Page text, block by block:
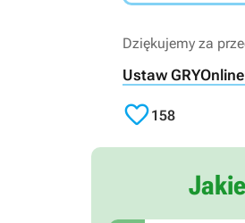
Dziękujemy za
Ustaw
158